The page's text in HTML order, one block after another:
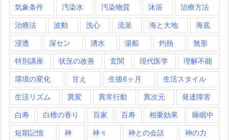
気象条件 汚染水 汚染物質 沐浴 治療方法
治療法 波動 洗心 流派 海と大地 海底
浸透 深セン 湧水 湯船 灼熱 無形
特別講座 状況の改善 玄関 現代医学 理解不能
環境の変化 甘え 生後6ヶ月 生活スタイル
生活リズム 異変 異常行動 異次元 発達障害
白寿 白檀の香り 百家 百寿 相乗効果 睡眠中
短期記憶 神 神々 神との会話 神の力